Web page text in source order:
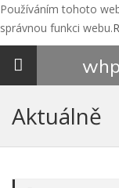
Používáním tohoto
správnou funkci webu.
Toggle
Aktuálně